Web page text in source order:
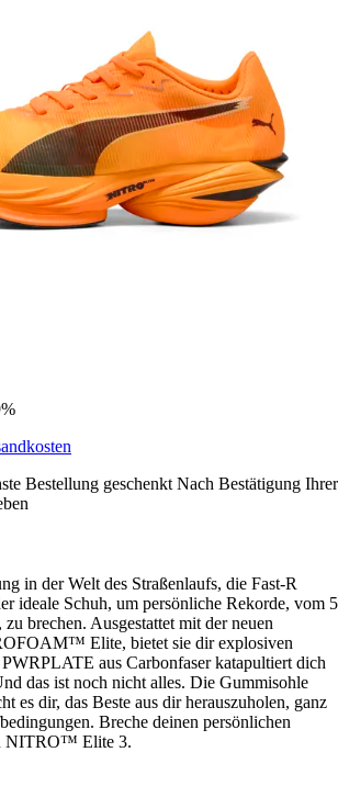
Bestellung geschenkt Nach Bestätigung Ihrer
in der Welt des Straßenlaufs, die Fast-R
ideale Schuh, um persönliche Rekorde, vom 5
brechen. Ausgestattet mit der neuen
Elite, bietet sie dir explosiven
aus Carbonfaser katapultiert dich
das ist noch nicht alles. Die Gummisohle
es dir, das Beste aus dir herauszuholen, ganz
Breche deinen persönlichen
NITRO™ Elite 3.